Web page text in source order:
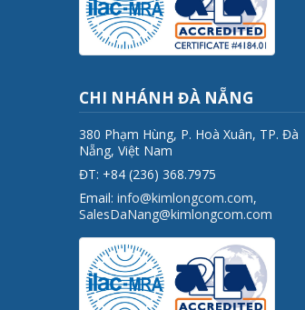
CHI NHÁNH ĐÀ NẴNG
380 Phạm Hùng, P. Hoà Xuân, TP. Đà
Nẵng, Việt Nam
ĐT: +84 (236) 368.7975
Email: info@kimlongcom.com,
SalesDaNang@kimlongcom.com